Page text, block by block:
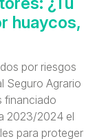
huaycos,
por riesgos
Seguro Agrario
financiado
2023/2024 el
para proteger